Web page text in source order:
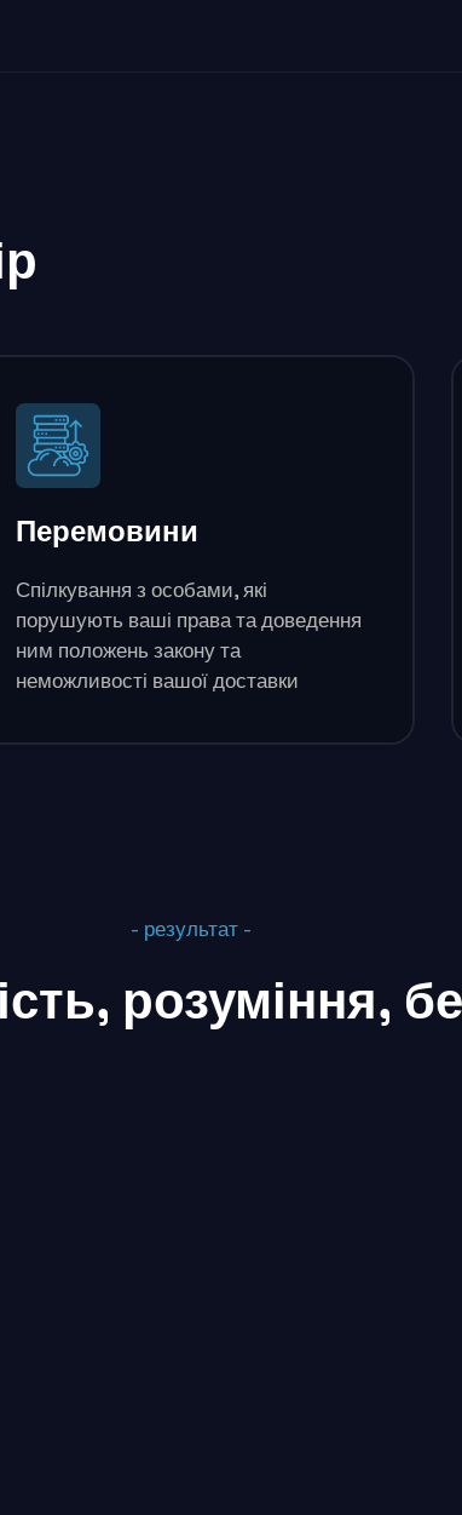
Перемовини
Спілкування з особами, які
порушують ваші права та доведення
ним положень закону та
неможливості вашої доставки
- результат -
розуміння,